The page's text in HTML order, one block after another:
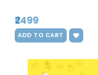
₹2499
ADD TO CART